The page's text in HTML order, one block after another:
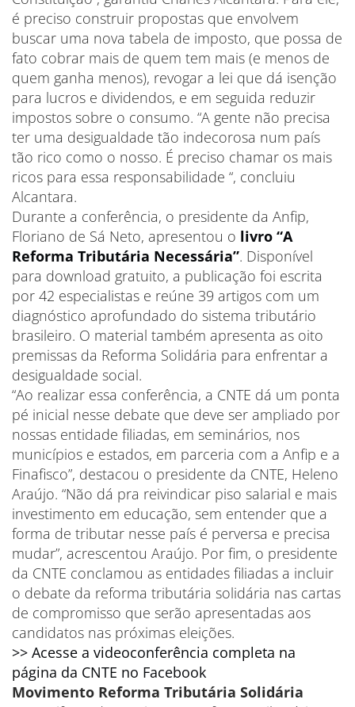
é preciso construir propostas que envolvem
buscar uma nova tabela de imposto, que possa de
fato cobrar mais de quem tem mais (e menos de
quem ganha menos), revogar a lei que dá isenção
para lucros e dividendos, e em seguida reduzir
impostos sobre o consumo. “A gente não precisa
ter uma desigualdade tão indecorosa num país
tão rico como o nosso. É preciso chamar os mais
ricos para essa responsabilidade “, concluiu
Alcantara.
Durante a conferência, o presidente da Anfip,
Floriano de Sá Neto, apresentou o livro “A
Reforma Tributária Necessária”. Disponível
para download gratuito, a publicação foi escrita
por 42 especialistas e reúne 39 artigos com um
diagnóstico aprofundado do sistema tributário
brasileiro. O material também apresenta as oito
premissas da Reforma Solidária para enfrentar a
desigualdade social.
“Ao realizar essa conferência, a CNTE dá um ponta
pé inicial nesse debate que deve ser ampliado por
nossas entidade filiadas, em seminários, nos
municípios e estados, em parceria com a Anfip e a
Finafisco”, destacou o presidente da CNTE, Heleno
Araújo. “Não dá pra reivindicar piso salarial e mais
investimento em educação, sem entender que a
forma de tributar nesse país é perversa e precisa
mudar”, acrescentou Araújo. Por fim, o presidente
da CNTE conclamou as entidades filiadas a incluir
o debate da reforma tributária solidária nas cartas
de compromisso que serão apresentadas aos
candidatos nas próximas eleições.
>> Acesse a videoconferência completa na
página da CNTE no Facebook
Movimento Reforma Tributária Solidária